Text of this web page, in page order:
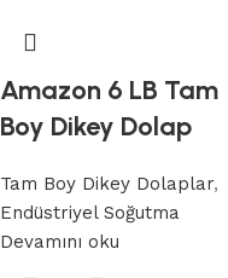
Amazon 6 LB Tam
Boy Dikey Dolap
Tam Boy Dikey Dolaplar,
Endüstriyel Soğutma
Devamını oku